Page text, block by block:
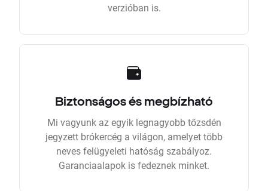
verzióban is.
Biztonságos és megbízható
Mi vagyunk az egyik legnagyobb tőzsdén
jegyzett brókercég a világon, amelyet több
neves felügyeleti hatóság szabályoz.
Garanciaalapok is fedeznek minket.